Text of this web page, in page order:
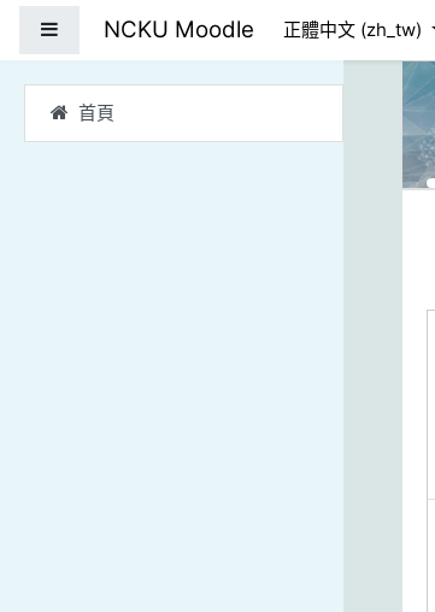
首頁
NCKU Moodle 正體中文 ‎(zh_tw)‎